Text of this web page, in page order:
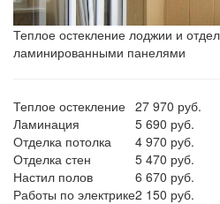
Теплое остекление лоджии и
ламинированными панелями
Теплое остекление 27 970 руб.
Ламинация
5 690 руб.
Отделка потолка
4 970 руб.
Отделка стен
5 470 руб.
Настил полов
6 670 руб.
Работы по электрике2 150 руб.